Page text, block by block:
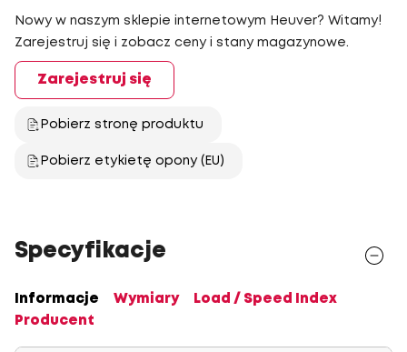
Nowy w naszym sklepie internetowym Heuver? Witamy!
Zarejestruj się i zobacz ceny i stany magazynowe.
Zarejestruj się
Pobierz stronę produktu
Pobierz etykietę opony (EU)
Specyfikacje
Informacje Wymiary
Load / Speed Index
Producent